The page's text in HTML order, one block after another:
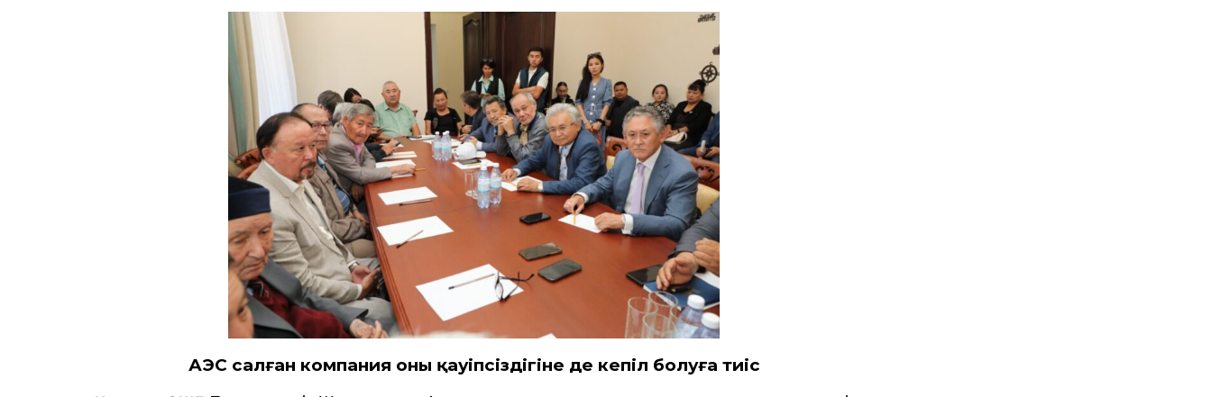
АЭС салған компания оның қауіпсіздігіне де кепіл болуға тиіс